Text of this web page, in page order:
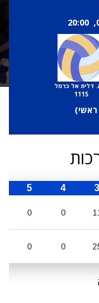
דלית אל כרמל
1115
)
3
4
5
0
0
0
0